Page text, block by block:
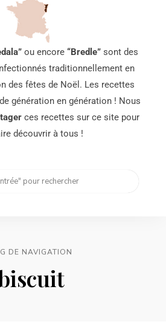
ou encore “Bredle” sont des
traditionnellement en
des fêtes de Noël. Les recettes
génération en génération ! Nous
ces recettes sur ce site pour
découvrir à tous !
DE NAVIGATION